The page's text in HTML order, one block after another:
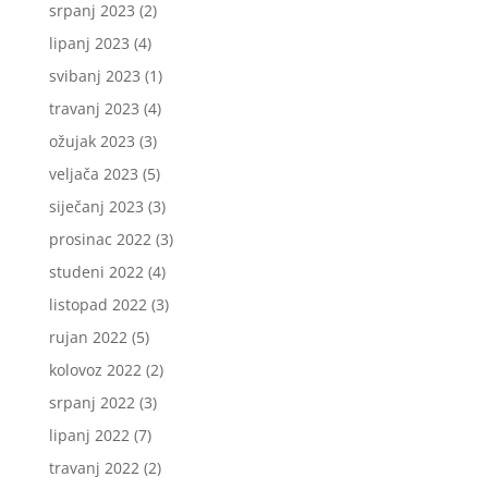
srpanj 2023 (2)
lipanj 2023 (4)
svibanj 2023 (1)
travanj 2023 (4)
ožujak 2023 (3)
veljača 2023 (5)
siječanj 2023 (3)
prosinac 2022(3)
studeni 2022(4)
listopad 2022(3)
rujan 2022(5)
kolovoz 2022(2)
srpanj 2022(3)
lipanj 2022(7)
travanj 2022(2)